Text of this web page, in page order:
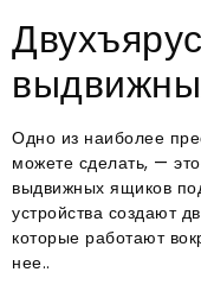
Одно из наиболее
можете сделать, —
выдвижных ящиков
устройства создают
которые работают
нее..